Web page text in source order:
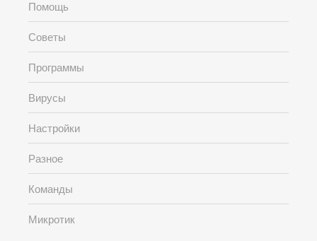
Помощь
Советы
Программы
Вирусы
Настройки
Разное
Команды
Микротик